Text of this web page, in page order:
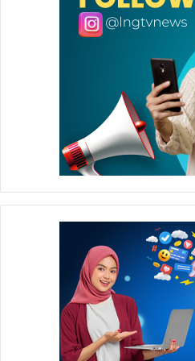
“Kalau tahun sebelumnya
presentasi di depan
waktu tidak semua kelompok
sehingga proses sharing juga
diputuskan untuk membuat
Expo dan pameran ternyata
jajaran Manajemen Badak LNG
tempat dan melihat serta
para peserta tentang
Selain itu dukungan siaran live
semua hadirin dapat melihat
masing-masing peserta. Hal ini
sharing knowledge dapat
lebih banyak pihak, baik